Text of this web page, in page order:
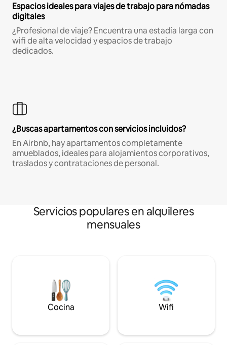
Espacios ideales para viajes de trabajo para nómadas
digitales
¿Profesional de viaje? Encuentra una estadía larga con
wifi de alta velocidad y espacios de trabajo
dedicados.
¿Buscas apartamentos con servicios incluidos?
En Airbnb, hay apartamentos completamente
amueblados, ideales para alojamientos corporativos,
traslados y contrataciones de personal.
Servicios populares en alquileres
mensuales
Cocina Wifi